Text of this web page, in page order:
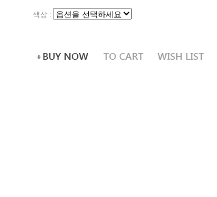
색상 :